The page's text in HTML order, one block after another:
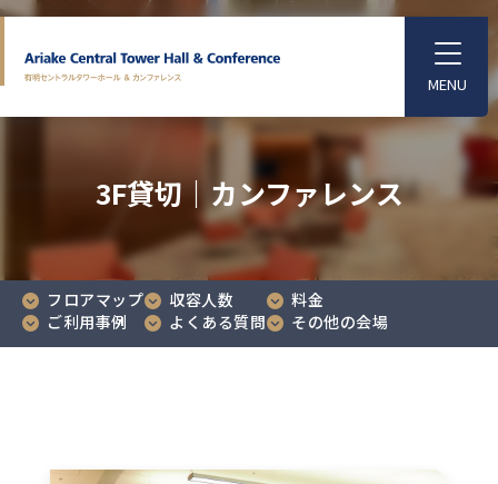
S
m
i
T
o
g
n
3F貸切｜カンファレンス
フロアマップ 収容人数
料金
ご利用事例
よくある質問 その他の会場